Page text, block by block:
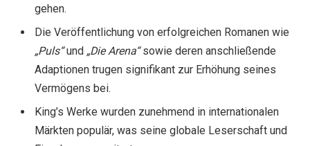
gehen.
Die Veröffentlichung von erfolgreichen Romanen wie
„Puls“und „Die Arena“sowie deren anschließende
Adaptionen trugen signifikant zur Erhöhung seines
Vermögens bei.
King’s Werke wurden zunehmend in internationalen
Märkten populär, was seine globale Leserschaft und